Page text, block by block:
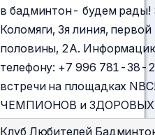
в бадминтон- будем рады!
Коломяги, 3я линия, первой
половины, 2А.
телефону: +7 996 781-38-
встречи на площадках
ЧЕМПИОНОВ и
Клуб Любителей